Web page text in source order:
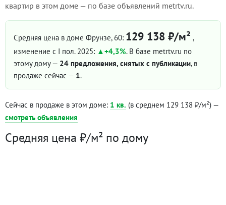
квартир в этом доме — по базе объявлений metrtv.ru.
Средняя цена в доме Фрунзе, 60: 129 138 ₽/м² ,
изменение с I пол. 2025:
+4,3%. В базе metrtv.ru по
этому дому — 24 предложения, снятых с публикации, в
продаже сейчас — 1.
Сейчас в продаже в этом доме: 1 кв. (в среднем 129 138 ₽/м²) —
смотреть объявления
Средняя цена ₽/м² по дому